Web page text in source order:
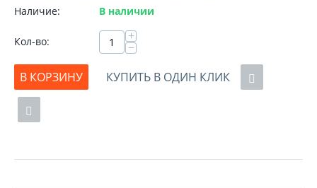
Наличие:
В наличии
Кол-во: +
−
В КОРЗИНУ
КУПИТЬ В ОДИН КЛИК